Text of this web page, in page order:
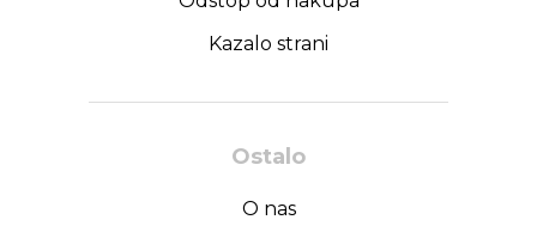
Kazalo strani
Ostalo
O nas